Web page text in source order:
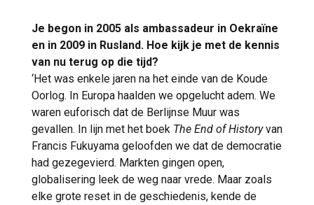
Je begon in 2005 als ambassadeur in Oekraïne
en in 2009 in Rusland. Hoe kijk je met de kennis
van nu terug op die tijd?
‘Het was enkele jaren na het einde van de Koude
Oorlog. In Europa haalden we opgelucht adem. We
waren euforisch dat de Berlijnse Muur was
gevallen. In lijn met het boek The End of Historyvan
Francis Fukuyama geloofden we dat de democratie
had gezegevierd. Markten gingen open,
globalisering leek de weg naar vrede. Maar zoals
elke grote reset in de geschiedenis, kende de